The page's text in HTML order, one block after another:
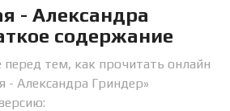
- Александра
содержание
перед тем, как прочитать онлайн
- Александра Гриндер»